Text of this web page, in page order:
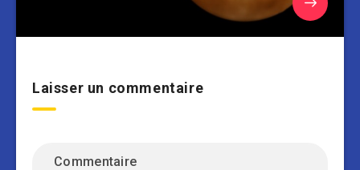
Laisser un commentaire